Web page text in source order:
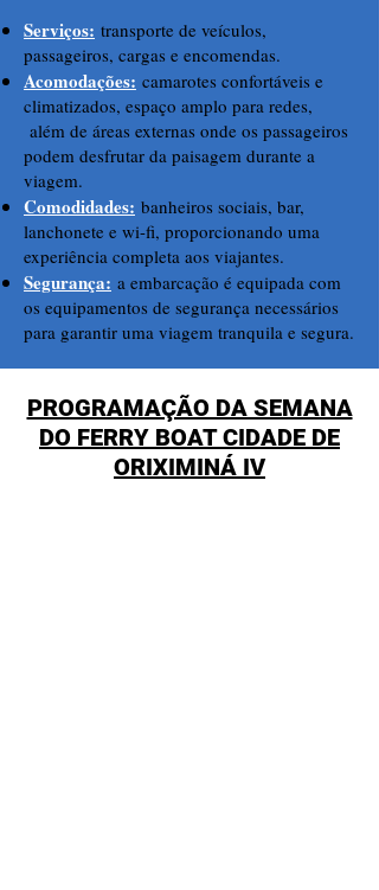
Serviços: transporte de veículos,
passageiros, cargas e encomendas.
Acomodações: camarotes confortáveis e
climatizados, espaço amplo para redes,
além de áreas externas onde os passageiros
podem desfrutar da paisagem durante a
viagem.
Comodidades: banheiros sociais, bar,
lanchonete e wi-fi, proporcionando uma
experiência completa aos viajantes.
Segurança: a embarcação é equipada com
os equipamentos de segurança necessários
para garantir uma viagem tranquila e segura.
PROGRAMAÇÃO DA SEMANA
DO FERRY BOAT CIDADE DE
ORIXIMINÁ IV